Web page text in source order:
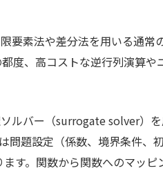
要素法や差分法を用いる通常
度、高コストな逆行列演算
ルバー（surrogate solver）
問題設定（係数、境界条件、
す。関数から関数へのマッ